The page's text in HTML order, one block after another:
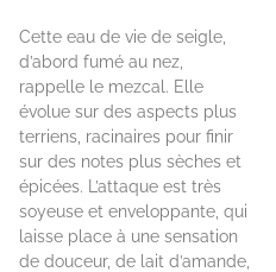
Cette eau de vie de seigle,
d’abord fumé au nez,
rappelle le mezcal. Elle
évolue sur des aspects plus
terriens, racinaires pour finir
sur des notes plus sèches et
épicées. L’attaque est très
soyeuse et enveloppante, qui
laisse place à une sensation
de douceur, de lait d’amande,